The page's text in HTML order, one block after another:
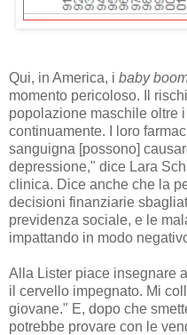
Qui, in America, i baby
momento pericoloso. Il
popolazione maschile oltre
continuamente. I loro
sanguigna [possono]
depressione," dice Lara
clinica. Dice anche che la
decisioni finanziarie
previdenza sociale, e le
impattando in modo
Alla Lister piace insegnare
il cervello impegnato. Mi
giovane." E, dopo che
potrebbe provare con le